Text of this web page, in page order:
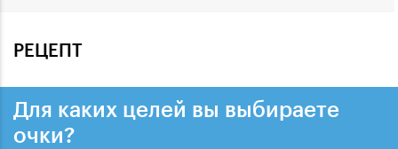
РЕЦЕПТ
Для каких целей вы выбираете
очки?